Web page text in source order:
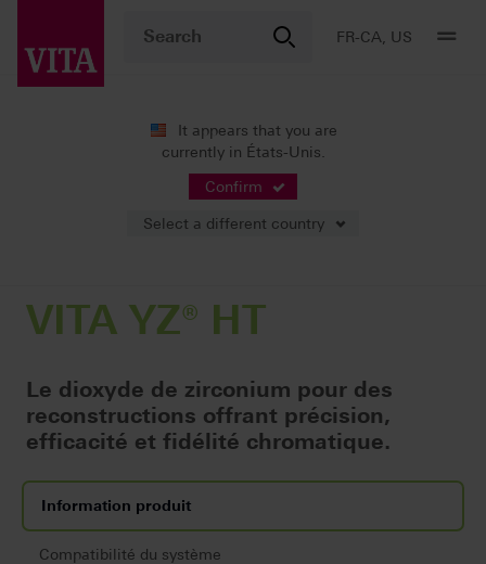
FR-CA, US
It appears that you are
currently in États-Unis.
Confirm
Select a different country
Production CFAO
Infrastructures/ Bridges 100 % anatomiques
VITA YZ® HT
Le dioxyde de zirconium pour des
reconstructions offrant précision,
efficacité et fidélité chromatique.
Information produit
Compatibilité du système